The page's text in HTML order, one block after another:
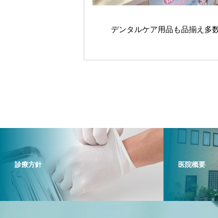
デンタルケア用品も品揃え多
診療方針 医院概要